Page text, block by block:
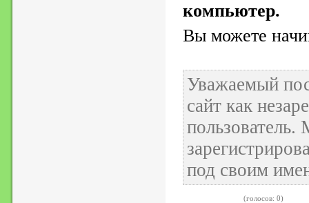
компьютер.
Вы можете
Уважаемый
сайт как
под своим
(голосов: 0)